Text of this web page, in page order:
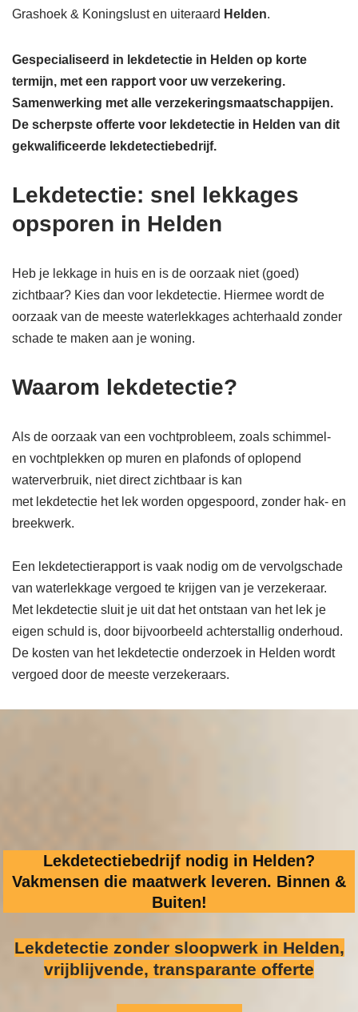
Grashoek & Koningslust en uiteraard Helden.
Gespecialiseerd in lekdetectie in Helden op korte
termijn, met een rapport voor uw verzekering.
Samenwerking met alle verzekeringsmaatschappijen.
De scherpste offerte voor lekdetectie in Helden van dit
gekwalificeerde lekdetectiebedrijf.
Lekdetectie: snel lekkages
opsporen in Helden
Heb je lekkage in huis en is de oorzaak niet (goed)
zichtbaar? Kies dan voor lekdetectie. Hiermee wordt de
oorzaak van de meeste waterlekkages achterhaald zonder
schade te maken aan je woning.
Waarom lekdetectie?
Als de oorzaak van een vochtprobleem, zoals schimmel-
en vochtplekken op muren en plafonds of oplopend
waterverbruik, niet direct zichtbaar is kan
met lekdetectie het lek worden opgespoord, zonder hak- en
breekwerk.
Een lekdetectierapport is vaak nodig om de vervolgschade
van waterlekkage vergoed te krijgen van je verzekeraar.
Met lekdetectie sluit je uit dat het ontstaan van het lek je
eigen schuld is, door bijvoorbeeld achterstallig onderhoud.
De kosten van het lekdetectie onderzoek in Helden wordt
vergoed door de meeste verzekeraars.
Lekdetectiebedrijf nodig in Helden?
Vakmensen die maatwerk leveren. Binnen &
Buiten!
Lekdetectie zonder sloopwerk in Helden,
vrijblijvende, transparante offerte